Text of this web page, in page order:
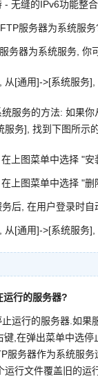
- 无缝的IPv6功能整
服务器为系统服务
务器为系统服务, 你
从[通用]->[系统服务
服务的方法: 如果
服务], 找到下图所示
上图菜单中选择 "
上图菜单中选择 "删
后, 在用户登录时
从[通用]->[系统服务
运行的服务器?
运行的服务器.如果
键,在弹出菜单中选
服务器作为系统服
运行文件覆盖旧的运